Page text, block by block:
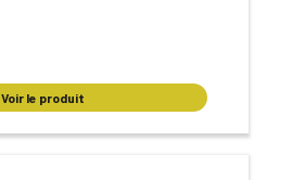
Voir le produit